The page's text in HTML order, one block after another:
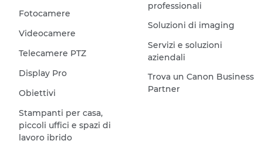
Fotocamere
Videocamere
Telecamere PTZ
Display Pro
Obiettivi
Stampanti per casa,
piccoli uffici e spazi di
lavoro ibrido
professionali
Soluzioni di imaging
Servizi e soluzioni
aziendali
Trova un Canon Business
Partner